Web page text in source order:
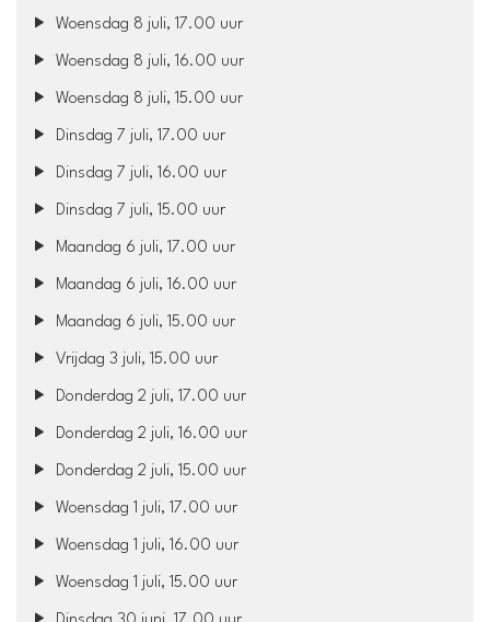
Woensdag 8 juli, 17.00 uur
Woensdag 8 juli, 16.00 uur
Woensdag 8 juli, 15.00 uur
Dinsdag 7 juli, 17.00 uur
Dinsdag 7 juli, 16.00 uur
Dinsdag 7 juli, 15.00 uur
Maandag 6 juli, 17.00 uur
Maandag 6 juli, 16.00 uur
Maandag 6 juli, 15.00 uur
Vrijdag 3 juli, 15.00 uur
Donderdag 2 juli, 17.00 uur
Donderdag 2 juli, 16.00 uur
Donderdag 2 juli, 15.00 uur
Woensdag 1 juli, 17.00 uur
Woensdag 1 juli, 16.00 uur
Woensdag 1 juli, 15.00 uur